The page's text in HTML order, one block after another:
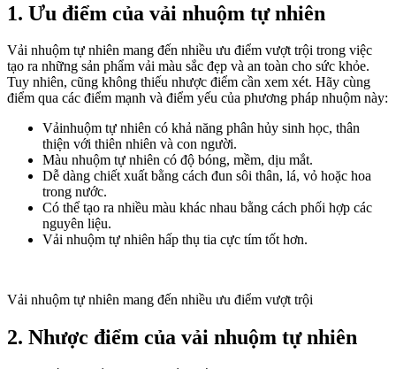
1. Ưu điểm của vải nhuộm tự nhiên
Vải nhuộm tự nhiên mang đến nhiều ưu điểm vượt trội trong việc
tạo ra những sản phẩm vải màu sắc đẹp và an toàn cho sức khỏe.
Tuy nhiên, cũng không thiếu nhược điểm cần xem xét. Hãy cùng
điểm qua các điểm mạnh và điểm yếu của phương pháp nhuộm này:
Vảinhuộm tự nhiên có khả năng phân hủy sinh học, thân
thiện với thiên nhiên và con người.
Màu nhuộm tự nhiên có độ bóng, mềm, dịu mắt.
Dễ dàng chiết xuất bằng cách đun sôi thân, lá, vỏ hoặc hoa
trong nước.
Có thể tạo ra nhiều màu khác nhau bằng cách phối hợp các
nguyên liệu.
Vải nhuộm tự nhiên hấp thụ tia cực tím tốt hơn.
Vải nhuộm tự nhiên mang đến nhiều ưu điểm vượt trội
2. Nhược điểm của vải nhuộm tự nhiên